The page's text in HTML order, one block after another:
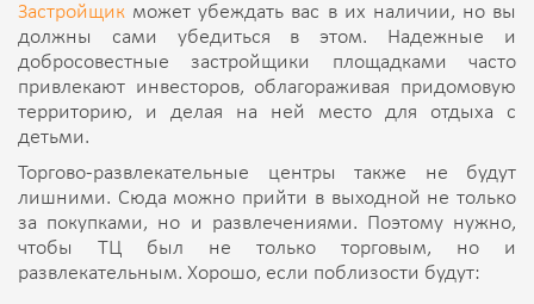
Застройщик может убеждать вас в их наличии, но вы
должны сами убедиться в этом. Надежные и
добросовестные застройщики площадками часто
привлекают инвесторов, облагораживая придомовую
территорию, и делая на ней место для отдыха с
детьми.
Торгово-развлекательные центры также не будут
лишними. Сюда можно прийти в выходной не только
за покупками, но и развлечениями. Поэтому нужно,
чтобы ТЦ был не только торговым, но и
развлекательным. Хорошо, если поблизости будут: